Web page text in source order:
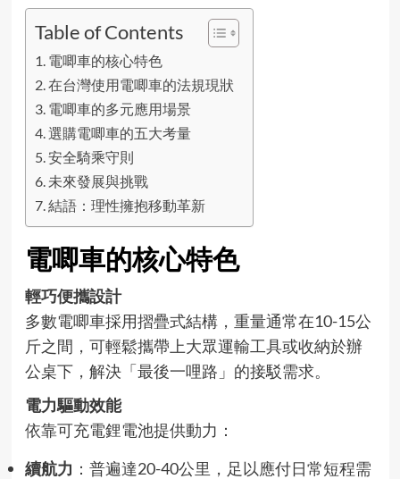
Table of Contents
電唧車的核心特色
在台灣使用電唧車的法規現狀
電唧車的多元應用場景
選購電唧車的五大考量
安全騎乘守則
未來發展與挑戰
結語：理性擁抱移動革新
電唧車的核心特色
輕巧便攜設計
多數電唧車採用摺疊式結構，重量通常在10-15公
斤之間，可輕鬆攜帶上大眾運輸工具或收納於辦
公桌下，解決「最後一哩路」的接駁需求。
電力驅動效能
依靠可充電鋰電池提供動力：
續航力 ：普遍達20-40公里，足以應付日常短程需